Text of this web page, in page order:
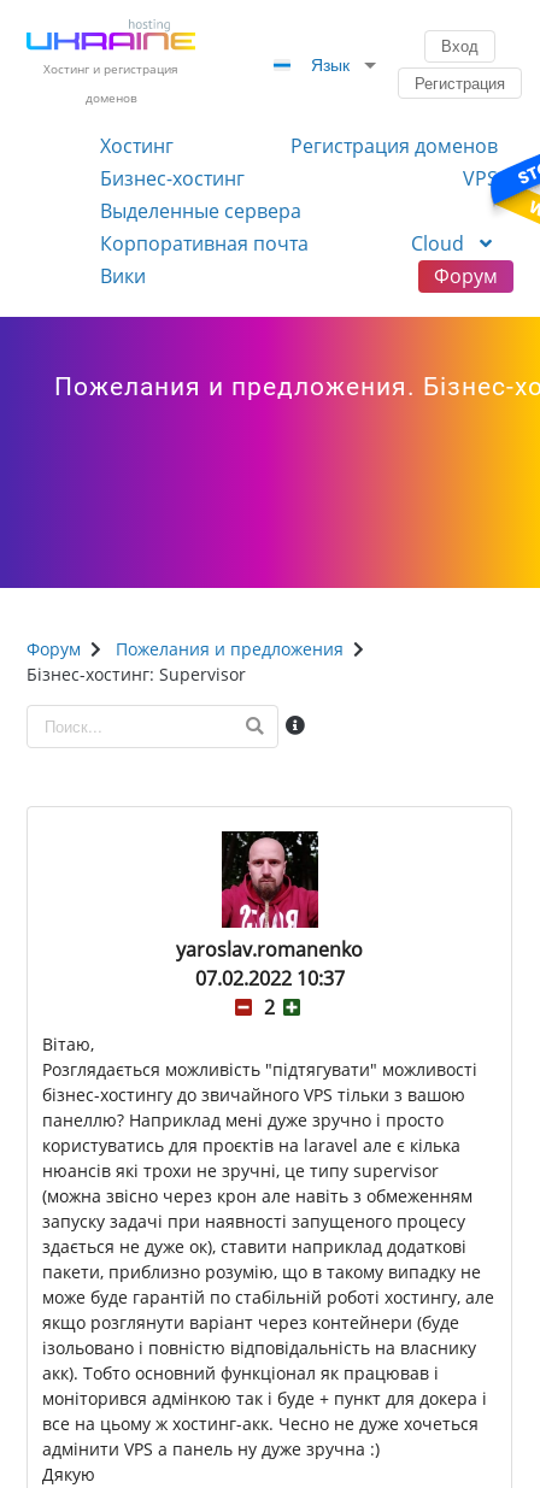
Хостинг и регистрация
доменов
Язык
Вход
Регистрация
Хостинг
Регистрация доменов
Бизнес-хостинг
VPS
Выделенные сервера
Корпоративная почта
Cloud
Вики
Форум
Пожелания и предложения. Бізнес-
Форум
Пожелания и предложения
Бізнес-хостинг: Supervisor
yaroslav.romanenko
07.02.2022 10:37
2
Вітаю,
Розглядається можливість "підтягувати" можливості
бізнес-хостингу до звичайного VPS тільки з вашою
панеллю? Наприклад мені дуже зручно і просто
користуватись для проєктів на laravel але є кілька
нюансів які трохи не зручні, це типу supervisor
(можна звісно через крон але навіть з обмеженням
запуску задачі при наявності запущеного процесу
здається не дуже ок), ставити наприклад додаткові
пакети, приблизно розумію, що в такому випадку не
може буде гарантій по стабільній роботі хостингу, але
якщо розглянути варіант через контейнери (буде
ізольовано і повністю відповідальність на власнику
акк). Тобто основний функціонал як працював і
моніторився адмінкою так і буде + пункт для докера і
все на цьому ж хостинг-акк. Чесно не дуже хочеться
адмінити VPS а панель ну дуже зручна :)
Дякую